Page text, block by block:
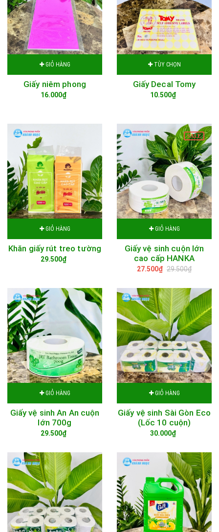
GIỎ HÀNG
Giấy niêm phong
16.000₫
TÙY CHỌN
Giấy Decal Tomy
10.500₫
GIỎ HÀNG
Khăn giấy rút treo tường
29.500₫
SALE
GIỎ HÀNG
Giấy vệ sinh cuộn lớn
cao cấp HANKA
27.500₫ 29.500₫
GIỎ HÀNG
Giấy vệ sinh An An cuộn
lớn 700g
29.500₫
GIỎ HÀNG
Giấy vệ sinh Sài Gòn Eco
(Lốc 10 cuộn)
30.000₫